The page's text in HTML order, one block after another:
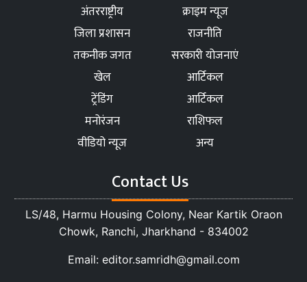
अंतरराष्ट्रीय
क्राइम न्यूज
जिला प्रशासन
राजनीति
तकनीक जगत
सरकारी योजनाएं
खेल
आर्टिकल
ट्रेंडिंग
आर्टिकल
मनोरंजन
राशिफल
वीडियो न्यूज
अन्य
Contact Us
LS/48, Harmu Housing Colony, Near Kartik Oraon
Chowk, Ranchi, Jharkhand - 834002
Email: editor.samridh@gmail.com